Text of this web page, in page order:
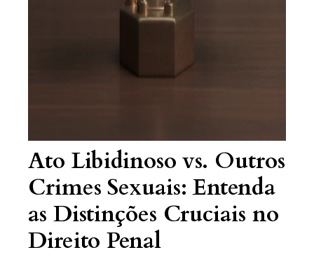
Ato Libidinoso vs. Outros
Crimes Sexuais: Entenda
as Distinções Cruciais no
Direito Penal